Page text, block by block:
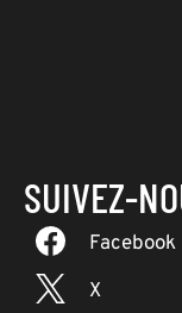
SUIVEZ-
Facebook
X